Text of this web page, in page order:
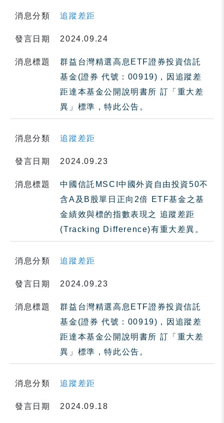
消息分類 追蹤差距
發言日期 2024.09.24
消息標題
群益台灣精選高息ETF證券投資信託
基金(證券 代號：00919)，因追蹤差
距達本基金公開說明書所 訂「重大差
異」標準，特此公告。
消息分類 追蹤差距
發言日期 2024.09.23
消息標題
中國信託MSCI中國外資自由投資50不
含A及B股單日正向2倍 ETF基金之基
金績效與標的指數表現之 追蹤差距
(Tracking Difference)有重大差異。
消息分類 追蹤差距
發言日期 2024.09.23
消息標題
群益台灣精選高息ETF證券投資信託
基金(證券 代號：00919)，因追蹤差
距達本基金公開說明書所 訂「重大差
異」標準，特此公告。
消息分類 追蹤差距
發言日期 2024.09.18